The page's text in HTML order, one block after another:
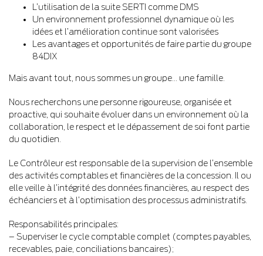
L’utilisation de la suite SERTI comme DMS
Un environnement professionnel dynamique où les
idées et l’amélioration continue sont valorisées
Les avantages et opportunités de faire partie du groupe
84DIX
Mais avant tout, nous sommes un groupe… une famille.
Nous recherchons une personne rigoureuse, organisée et
proactive, qui souhaite évoluer dans un environnement où la
collaboration, le respect et le dépassement de soi font partie
du quotidien.
Le Contrôleur est responsable de la supervision de l’ensemble
des activités comptables et financières de la concession. Il ou
elle veille à l’intégrité des données financières, au respect des
échéanciers et à l’optimisation des processus administratifs.
Responsabilités principales:
– Superviser le cycle comptable complet (comptes payables,
recevables, paie, conciliations bancaires);